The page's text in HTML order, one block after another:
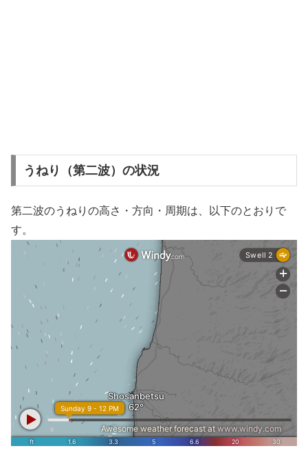
うねり（第二波）の状況
第二波のうねりの高さ・方向・周期は、以下のとおりで
す。